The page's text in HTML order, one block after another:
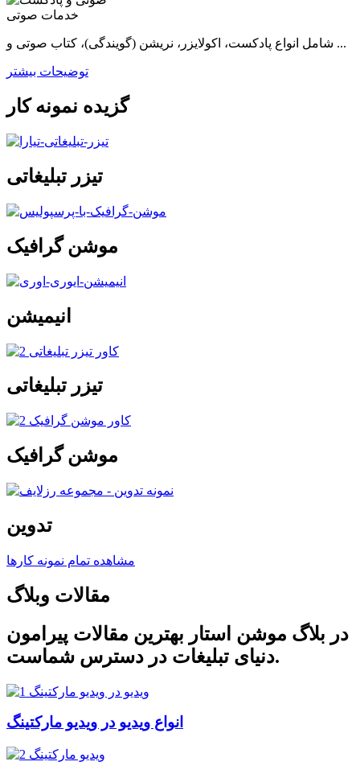
خدمات صوتی
شامل انواع پادکست، اکولایزر، نریشن (گویندگی)، کتاب صوتی و ...
توضیحات بیشتر
گزیده نمونه کار
تیزر تبلیغاتی
موشن گرافیک
انیمیشن
تیزر تبلیغاتی
موشن گرافیک
تدوین
مشاهده تمام نمونه کارها
مقالات وبلاگ
در بلاگ موشن استار بهترین مقالات پیرامون
دنیای تبلیغات در دسترس شماست.
انواع ویدیو در ویدیو مارکتینگ